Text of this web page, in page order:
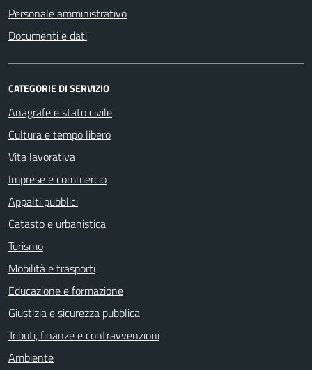
Personale amministrativo
Documenti e dati
CATEGORIE DI SERVIZIO
Anagrafe e stato civile
Cultura e tempo libero
Vita lavorativa
Imprese e commercio
Appalti pubblici
Catasto e urbanistica
Turismo
Mobilità e trasporti
Educazione e formazione
Giustizia e sicurezza pubblica
Tributi, finanze e contravvenzioni
Ambiente